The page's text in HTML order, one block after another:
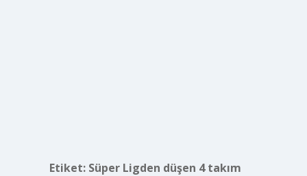
Etiket: Süper Ligden düşen 4 takım